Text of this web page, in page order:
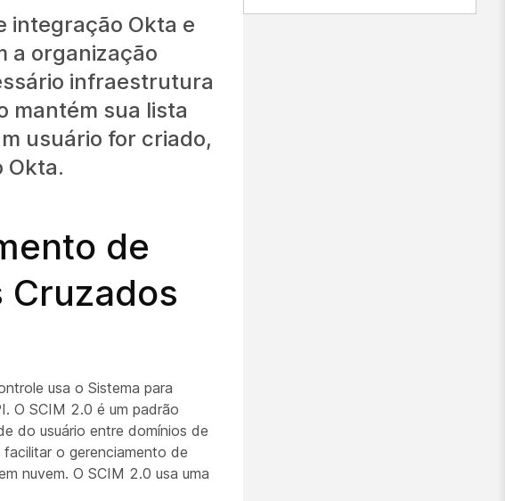
integração Okta e
a organização
infraestrutura
mantém sua lista
usuário for criado,
Okta.
de
Cruzados
usa o Sistema para
O SCIM 2.0 é um padrão
do usuário entre domínios de
o gerenciamento de
nuvem. O SCIM 2.0 usa uma